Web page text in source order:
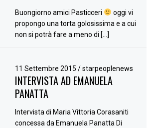
Buongiorno amici Pasticceri
oggi vi
propongo una torta golosissima e a cui
non si potrà fare a meno di […]
11 Settembre 2015/ starpeoplenews
INTERVISTA AD EMANUELA
PANATTA
Intervista di Maria Vittoria Corasaniti
concessa da Emanuela Panatta Di